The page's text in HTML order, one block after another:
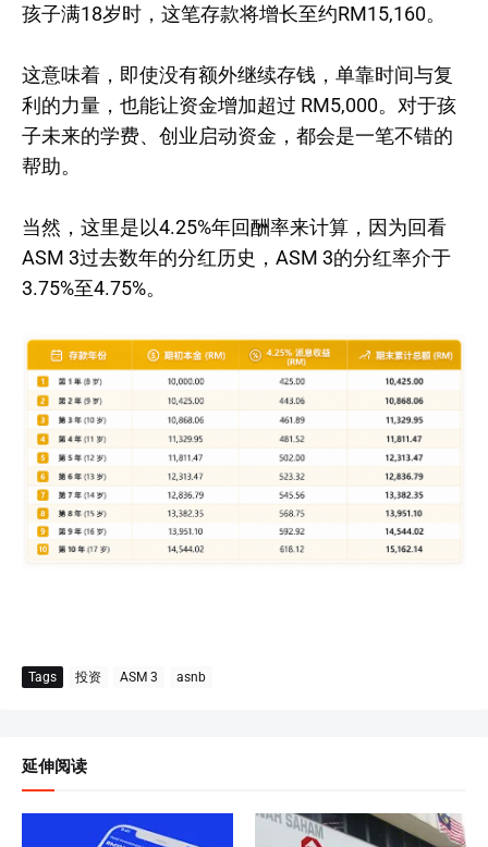
孩子满18岁时，这笔存款将增长至约RM15,160。
这意味着，即使没有额外继续存钱，单靠时间与复
利的力量，也能让资金增加超过 RM5,000。对于孩
子未来的学费、创业启动资金，都会是一笔不错的
帮助。
当然，这里是以4.25%年回酬率来计算，因为回看
ASM 3过去数年的分红历史，ASM 3的分红率介于
3.75%至4.75%。
Tags 投资 ASM 3 asnb
延伸阅读